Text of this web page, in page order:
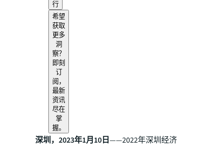
行
希望
获取
更多
洞
察？
即刻
订
阅，
最新
资讯
尽在
掌
握。
深圳，2023年1月10日——2022年深圳经济